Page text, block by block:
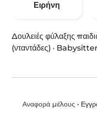
Ειρήνη
Δουλειές φύλαξης
(νταντάδες) · Babysitter
Αναφορά μέλους •